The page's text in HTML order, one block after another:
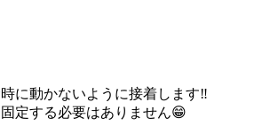
に動かないように接着します‼️
定する必要はありません😁